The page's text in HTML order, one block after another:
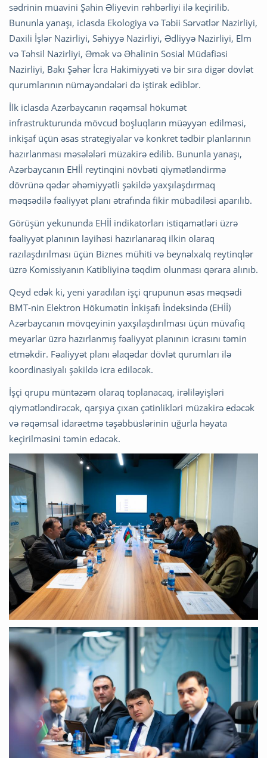
sədrinin müavini Şahin Əliyevin rəhbərliyi ilə keçirilib.
Bununla yanaşı, iclasda Ekologiya və Təbii Sərvətlər Nazirliyi,
Daxili İşlər Nazirliyi, Səhiyyə Nazirliyi, Ədliyyə Nazirliyi, Elm
və Təhsil Nazirliyi, Əmək və Əhalinin Sosial Müdafiəsi
Nazirliyi, Bakı Şəhər İcra Hakimiyyəti və bir sıra digər dövlət
qurumlarının nümayəndələri də iştirak ediblər.
İlk iclasda Azərbaycanın rəqəmsal hökumət
infrastrukturunda mövcud boşluqların müəyyən edilməsi,
inkişaf üçün əsas strategiyalar və konkret tədbir planlarının
hazırlanması məsələləri müzakirə edilib. Bununla yanaşı,
Azərbaycanın EHİİ reytinqini növbəti qiymətləndirmə
dövrünə qədər əhəmiyyətli şəkildə yaxşılaşdırmaq
məqsədilə fəaliyyət planı ətrafında fikir mübadiləsi aparılıb.
Görüşün yekununda EHİİ indikatorları istiqamətləri üzrə
fəaliyyət planının layihəsi hazırlanaraq ilkin olaraq
razılaşdırılması üçün Biznes mühiti və beynəlxalq reytinqlər
üzrə Komissiyanın Katibliyinə təqdim olunması qərara alınıb.
Qeyd edək ki, yeni yaradılan işçi qrupunun əsas məqsədi
BMT-nin Elektron Hökumətin İnkişafı İndeksində (EHİİ)
Azərbaycanın mövqeyinin yaxşılaşdırılması üçün müvafiq
meyarlar üzrə hazırlanmış fəaliyyət planının icrasını təmin
etməkdir. Fəaliyyət planı əlaqədar dövlət qurumları ilə
koordinasiyalı şəkildə icra ediləcək.
İşçi qrupu müntəzəm olaraq toplanacaq, irəliləyişləri
qiymətləndirəcək, qarşıya çıxan çətinlikləri müzakirə edəcək
və rəqəmsal idarəetmə təşəbbüslərinin uğurla həyata
keçirilməsini təmin edəcək.